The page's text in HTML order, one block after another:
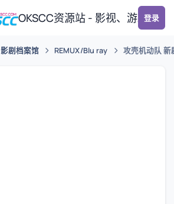
OKSCC资源站 - 影视、游戏、
登录
影剧档案馆 REMUX/Blu ray 攻壳机动队 新